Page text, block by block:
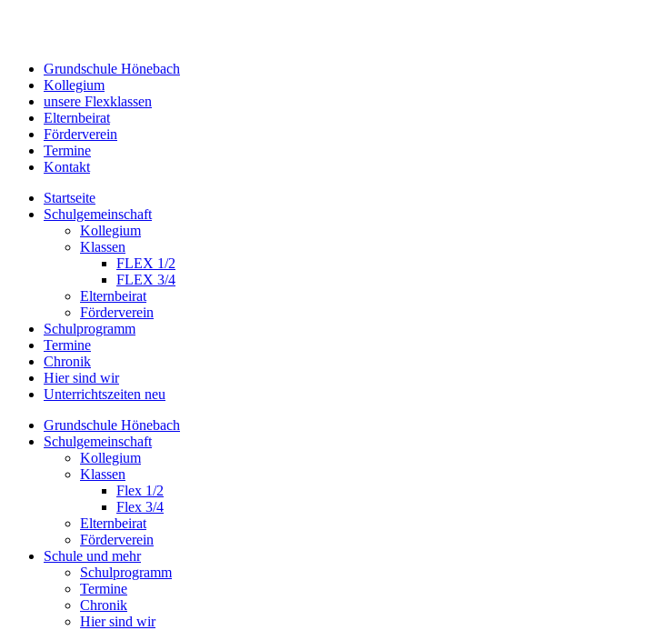
Grundschule Hönebach
Kollegium
unsere Flexklassen
Elternbeirat
Förderverein
Termine
Kontakt
Startseite
Schulgemeinschaft
Kollegium
Klassen
FLEX 1/2
FLEX 3/4
Elternbeirat
Förderverein
Schulprogramm
Termine
Chronik
Hier sind wir
Unterrichtszeiten neu
Grundschule Hönebach
Schulgemeinschaft
Kollegium
Klassen
Flex 1/2
Flex 3/4
Elternbeirat
Förderverein
Schule und mehr
Schulprogramm
Termine
Chronik
Hier sind wir